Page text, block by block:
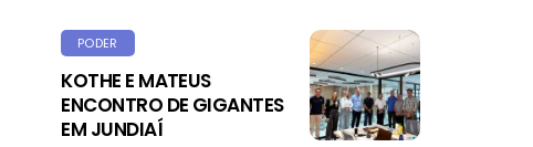
PODER
KOTHE E MATEUS
ENCONTRO DE GIGANTES
EM JUNDIAÍ